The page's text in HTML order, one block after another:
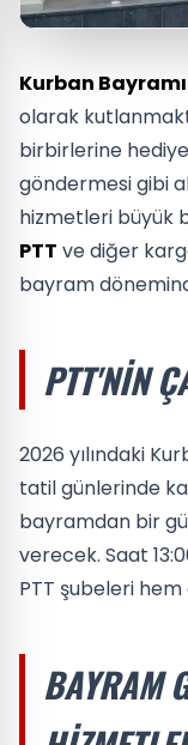
Kurban Bayramı
olarak
birbirlerine
göndermesi gibi
hizmetleri büyük
PTT ve diğer
bayram
PTT'NIN
2026 yılındaki
tatil günlerinde
bayramdan bir
verecek. Saat
PTT şubeleri
BAYRAM